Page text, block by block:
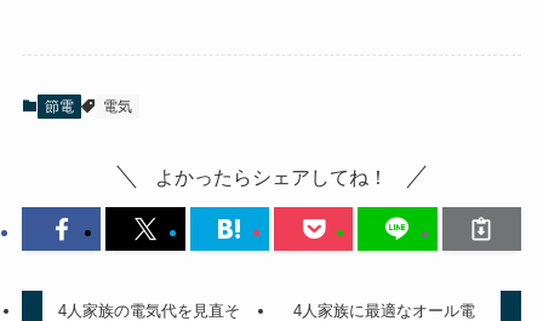
節電 電気
よかったらシェアしてね！
4人家族の電気代を見直そ
4人家族に最適なオール電